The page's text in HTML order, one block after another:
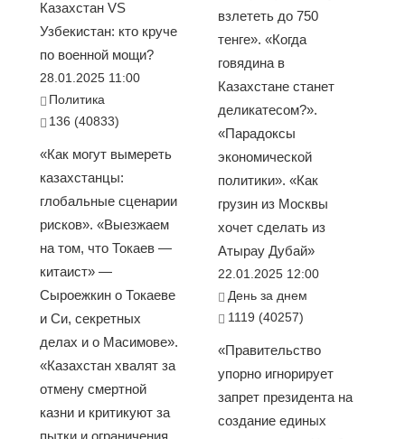
Казахстан VS
Узбекистан: кто круче
по военной мощи?
28.01.2025 11:00
Политика
136 (40833)
«Как могут вымереть
казахстанцы:
глобальные сценарии
рисков». «Выезжаем
на том, что Токаев —
китаист» —
Сыроежкин о Токаеве
и Си, секретных
делах и о Масимове».
«Казахстан хвалят за
отмену смертной
казни и критикуют за
пытки и ограничения
взлететь до 750
тенге». «Когда
говядина в
Казахстане станет
деликатесом?».
«Парадоксы
экономической
политики». «Как
грузин из Москвы
хочет сделать из
Атырау Дубай»
22.01.2025 12:00
День за днем
1119 (40257)
«Правительство
упорно игнорирует
запрет президента на
создание единых